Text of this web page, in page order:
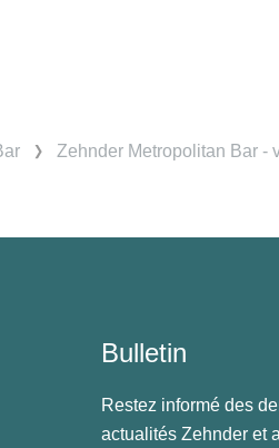
Zehnder Metropolitan Bar -
Bulletin
Restez informé des
actualités Zehnder et